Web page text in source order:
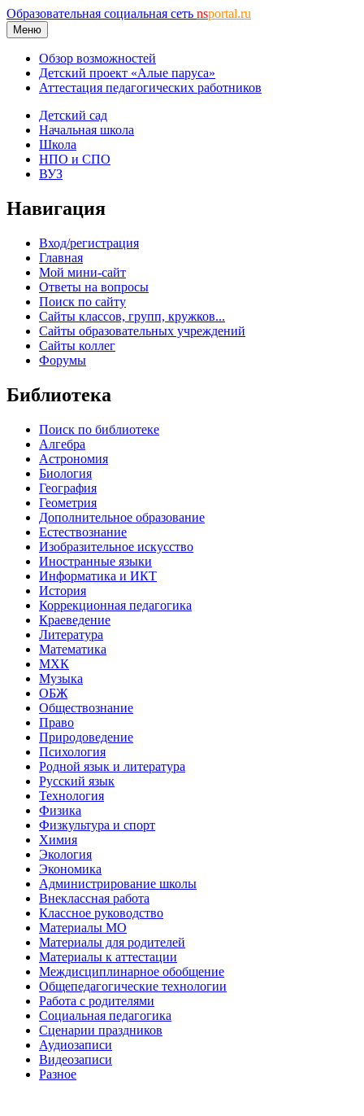
Образовательная социальная сеть nsportal.ru
Меню
Обзор возможностей
Детский проект «Алые паруса»
Аттестация педагогических работников
Детский сад
Начальная школа
Школа
НПО и СПО
ВУЗ
Навигация
Вход/регистрация
Главная
Мой мини-сайт
Ответы на вопросы
Поиск по сайту
Сайты классов, групп, кружков...
Сайты образовательных учреждений
Сайты коллег
Форумы
Библиотека
Поиск по библиотеке
Алгебра
Астрономия
Биология
География
Геометрия
Дополнительное образование
Естествознание
Изобразительное искусство
Иностранные языки
Информатика и ИКТ
История
Коррекционная педагогика
Краеведение
Литература
Математика
МХК
Музыка
ОБЖ
Обществознание
Право
Природоведение
Психология
Родной язык и литература
Русский язык
Технология
Физика
Физкультура и спорт
Химия
Экология
Экономика
Администрирование школы
Внеклассная работа
Классное руководство
Материалы МО
Материалы для родителей
Материалы к аттестации
Междисциплинарное обобщение
Общепедагогические технологии
Работа с родителями
Социальная педагогика
Сценарии праздников
Аудиозаписи
Видеозаписи
Разное